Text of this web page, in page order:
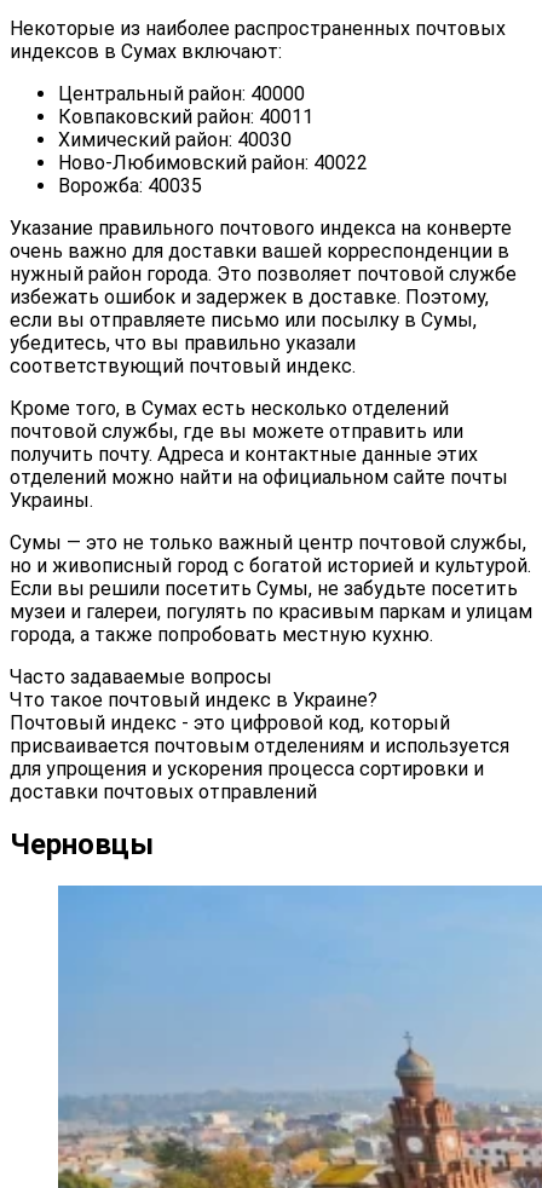
Некоторые из наиболее распространенных почтовых
индексов в Сумах включают:
Центральный район: 40000
Ковпаковский район: 40011
Химический район: 40030
Ново-Любимовский район: 40022
Ворожба: 40035
Указание правильного почтового индекса на конверте
очень важно для доставки вашей корреспонденции в
нужный район города. Это позволяет почтовой службе
избежать ошибок и задержек в доставке. Поэтому,
если вы отправляете письмо или посылку в Сумы,
убедитесь, что вы правильно указали
соответствующий почтовый индекс.
Кроме того, в Сумах есть несколько отделений
почтовой службы, где вы можете отправить или
получить почту. Адреса и контактные данные этих
отделений можно найти на официальном сайте почты
Украины.
Сумы — это не только важный центр почтовой службы,
но и живописный город с богатой историей и культурой.
Если вы решили посетить Сумы, не забудьте посетить
музеи и галереи, погулять по красивым паркам и улицам
города, а также попробовать местную кухню.
Часто задаваемые вопросы
Что такое почтовый индекс в Украине?
Почтовый индекс - это цифровой код, который
присваивается почтовым отделениям и используется
для упрощения и ускорения процесса сортировки и
доставки почтовых отправлений
Черновцы